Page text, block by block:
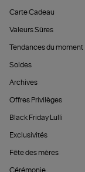
Carte Cadeau
Valeurs Sûres
Tendances du moment
Soldes
Archives
Offres Privilèges
Black Friday Lulli
Exclusivités
Fête des mères
Cérémonie